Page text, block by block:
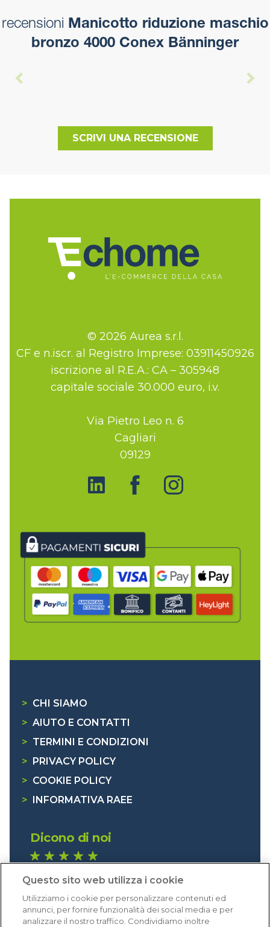
recensioni Manicotto riduzione maschio
bronzo 4000 Conex Bänninger
SCRIVI UNA RECENSIONE
© 2026 Aurea s.r.l.
CF e n.iscr. al Registro Imprese: 03911450926
iscrizione al R.E.A.: CA – 305948
capitale sociale 30.000 euro, i.v.
Via Pietro Leo n. 6
Cagliari
09129
> CHI SIAMO
> AIUTO E CONTATTI
> TERMINI E CONDIZIONI
>
PRIVACY POLICY
> COOKIE POLICY
>
INFORMATIVA RAEE
Dicono di noi
Eccellente (4,8)
Acquisti verificati
Questo sito web utilizza i cookie
Utilizziamo i cookie per personalizzare contenuti ed
annunci, per fornire funzionalità dei social media e per
analizzare il nostro traffico. Condividiamo inoltre